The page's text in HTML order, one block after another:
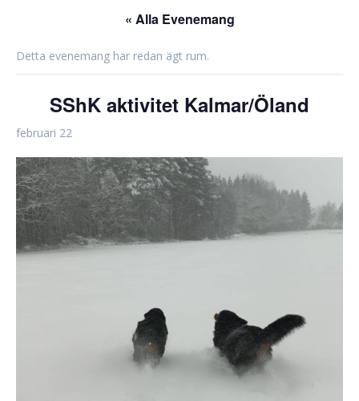
« Alla Evenemang
Detta evenemang har redan ägt rum.
SShK aktivitet Kalmar/Öland
februari 22